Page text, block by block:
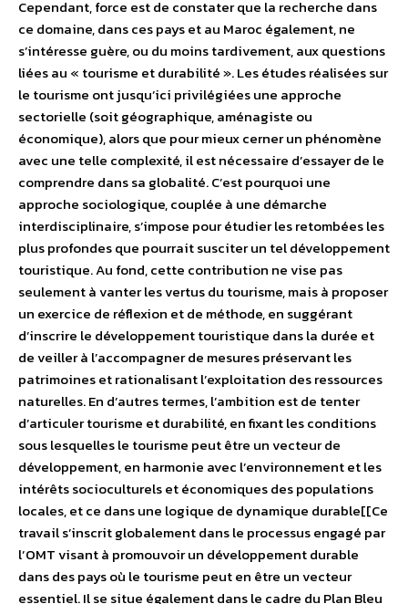
Cependant, force est de constater que la recherche dans
ce domaine, dans ces pays et au Maroc également, ne
s’intéresse guère, ou du moins tardivement, aux questions
liées au « tourisme et durabilité ». Les études réalisées sur
le tourisme ont jusqu’ici privilégiées une approche
sectorielle (soit géographique, aménagiste ou
économique), alors que pour mieux cerner un phénomène
avec une telle complexité, il est nécessaire d’essayer de le
comprendre dans sa globalité. C’est pourquoi une
approche sociologique, couplée à une démarche
interdisciplinaire, s’impose pour étudier les retombées les
plus profondes que pourrait susciter un tel développement
touristique. Au fond, cette contribution ne vise pas
seulement à vanter les vertus du tourisme, mais à proposer
un exercice de réflexion et de méthode, en suggérant
d’inscrire le développement touristique dans la durée et
de veiller à l’accompagner de mesures préservant les
patrimoines et rationalisant l’exploitation des ressources
naturelles. En d’autres termes, l’ambition est de tenter
d’articuler tourisme et durabilité, en fixant les conditions
sous lesquelles le tourisme peut être un vecteur de
développement, en harmonie avec l’environnement et les
intérêts socioculturels et économiques des populations
locales, et ce dans une logique de dynamique durable[[Ce
travail s’inscrit globalement dans le processus engagé par
l’OMT visant à promouvoir un développement durable
dans des pays où le tourisme peut en être un vecteur
essentiel. Il se situe également dans le cadre du Plan Bleu